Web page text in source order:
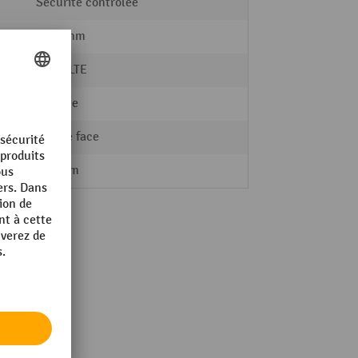
1000 mm
SCHULTE
zinguée
double face
600 mm